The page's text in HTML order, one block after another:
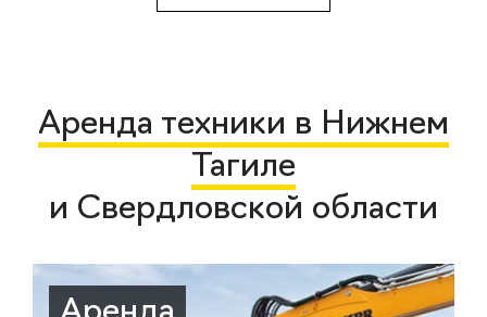
Аренда техники в Нижнем
Тагиле
и Свердловской области